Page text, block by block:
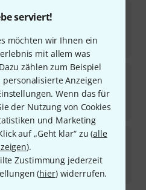
serviert!
möchten wir Ihnen ein
mit allem was
zählen zum Beispiel
personalisierte Anzeigen
Wenn das für
der Nutzung von Cookies
und Marketing
auf „Geht klar“ zu (alle
).
Zustimmung jederzeit
(hier) widerrufen.
Parts Rosewood Classic Bridge
Tintul End Pin Plain